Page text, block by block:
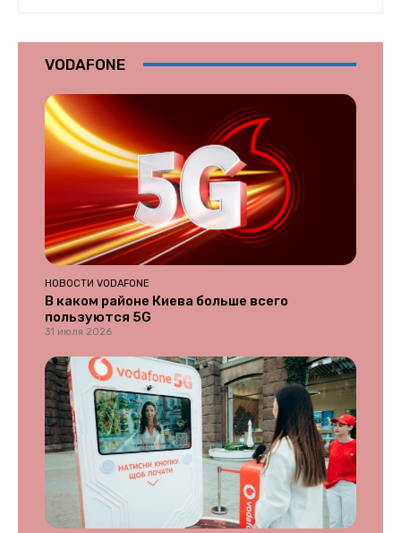
VODAFONE
НОВОСТИ VODAFONE
В каком районе Киева больше всего
пользуются 5G
31 июля 2026